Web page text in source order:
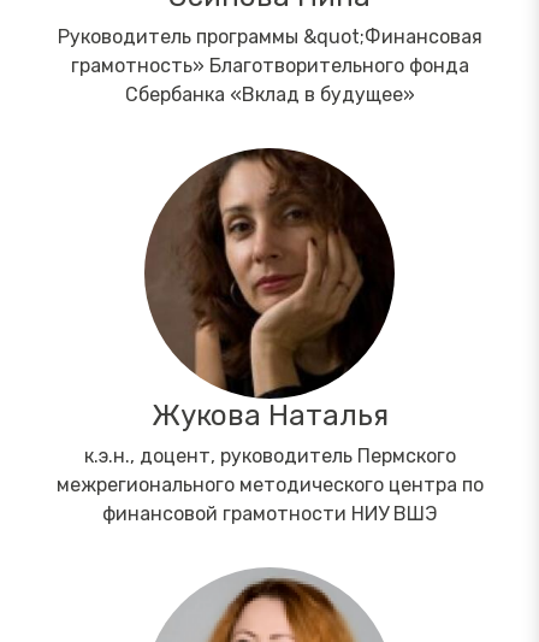
Руководитель программы &quot;Финансовая
грамотность» Благотворительного фонда
Сбербанка «Вклад в будущее»
Жукова Наталья
к.э.н., доцент, руководитель Пермского
межрегионального методического центра по
финансовой грамотности НИУ ВШЭ